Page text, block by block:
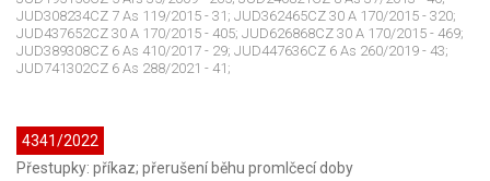
JUD308234CZ 7 As 119/2015 - 31; JUD362465CZ 30 A 170/2015 - 320;
JUD437652CZ 30 A 170/2015 - 405; JUD626868CZ 30 A 170/2015 - 469;
JUD389308CZ 6 As 410/2017 - 29; JUD447636CZ 6 As 260/2019 - 43;
JUD741302CZ 6 As 288/2021 - 41;
4341/2022
Přestupky: příkaz; přerušení běhu promlčecí doby